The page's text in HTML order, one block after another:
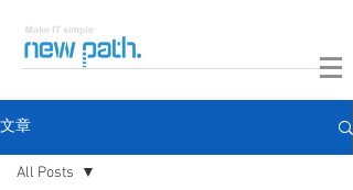
文章
All Posts